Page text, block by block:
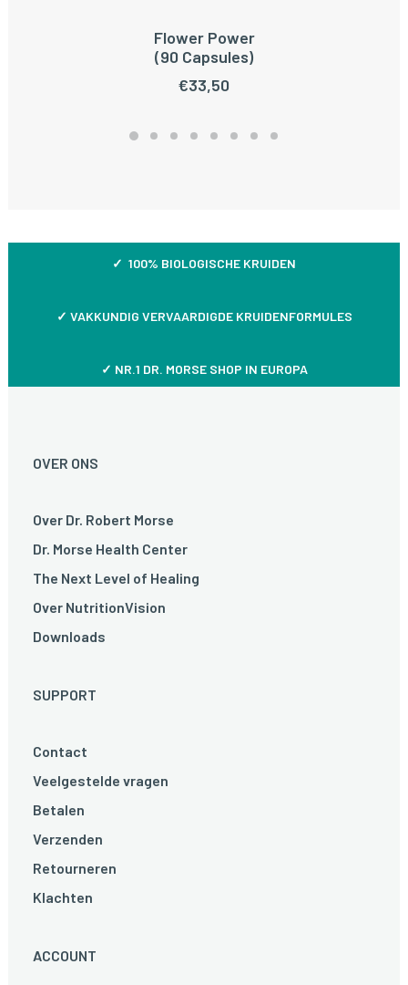
TOEVOEGEN AAN WINKELWAGEN
Flower Power
(90 Capsules)
€33,50
✓ 100% BIOLOGISCHE KRUIDEN
✓ VAKKUNDIG VERVAARDIGDE KRUIDENFORMULES
✓ NR.1 DR. MORSE SHOP IN EUROPA
OVER ONS
Over Dr. Robert Morse
Dr. Morse Health Center
The Next Level of Healing
Over NutritionVision
Downloads
SUPPORT
Contact
Veelgestelde vragen
Betalen
Verzenden
Retourneren
Klachten
ACCOUNT